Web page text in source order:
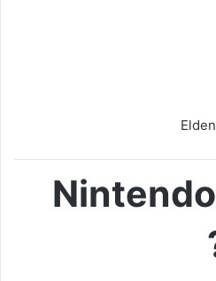
כמה עולה Nintendo